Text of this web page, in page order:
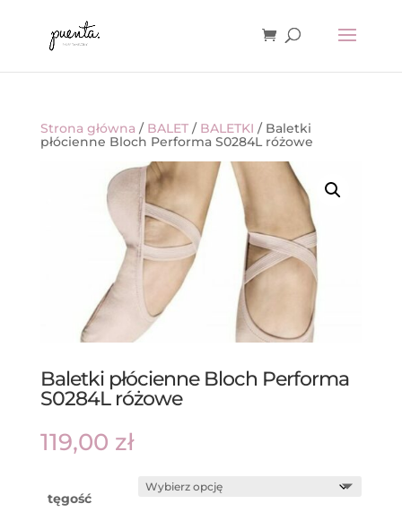
Strona główna / BALET/ BALETKI / Baletki
płócienne Bloch Performa S0284L różowe
Baletki płócienne Bloch Performa
S0284L różowe
119,00 zł
tęgość